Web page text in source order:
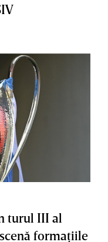
turul III al
formaţiile